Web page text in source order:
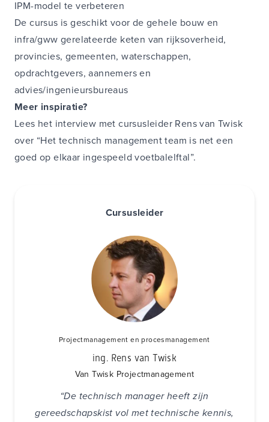
IPM-model te verbeteren
De cursus is geschikt voor de gehele bouw en
infra/gww gerelateerde keten van rijksoverheid,
provincies, gemeenten, waterschappen,
opdrachtgevers, aannemers en
advies/ingenieursbureaus
Meer inspiratie?
Lees het interview met cursusleider Rens van Twisk
over “Het technisch management team is net een
goed op elkaar ingespeeld voetbalelftal”.
Cursusleider
Projectmanagement en procesmanagement
ing. Rens van Twisk
Van Twisk Projectmanagement
“De technisch manager heeft zijn
gereedschapskist vol met technische kennis,